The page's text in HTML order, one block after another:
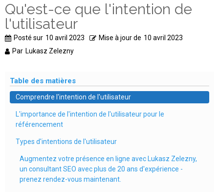
Qu'est-ce que l'intention de
l'utilisateur
Posté sur 10 avril 2023 Mise à jour de 10 avril 2023
Par Lukasz Zelezny
Table des matières
Comprendre l'intention de l'utilisateur
L'importance de l'intention de l'utilisateur pour le
référencement
Types d'intentions de l'utilisateur
Augmentez votre présence en ligne avec Lukasz Zelezny,
un consultant SEO avec plus de 20 ans d'expérience -
prenez rendez-vous maintenant.